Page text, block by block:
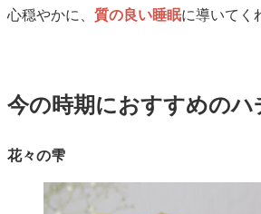
心穏やかに、 質の良い睡眠に導いてく
今の時期におすすめのハ
花々の雫